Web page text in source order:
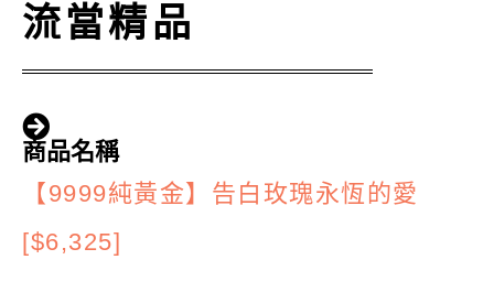
流當精品
商品名稱
【9999純黃金】告白玫瑰永恆的愛
[$6,325]